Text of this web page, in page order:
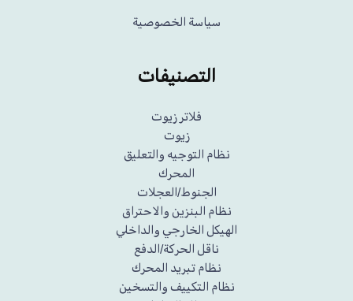
سياسة الخصوصية
التصنيفات
فلاتر زيوت
زيوت
نظام التوجيه والتعليق
المحرك
الجنوط/العجلات
نظام البنزين والاحتراق
الهيكل الخارجي والداخلي
ناقل الحركة/الدفع
نظام تبريد المحرك
نظام التكييف والتسخين